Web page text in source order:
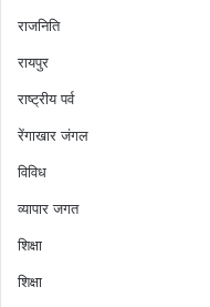
राजनिति
रायपुर
राष्ट्रीय पर्व
रेंगाखार जंगल
विविध
व्यापार जगत
शिक्षा
शिक्षा